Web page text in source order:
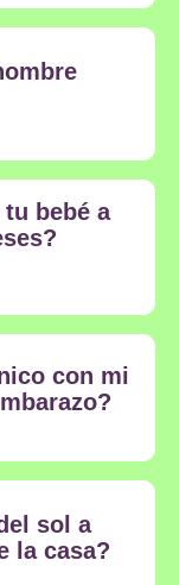
bebé a
con mi
sol a
la casa?